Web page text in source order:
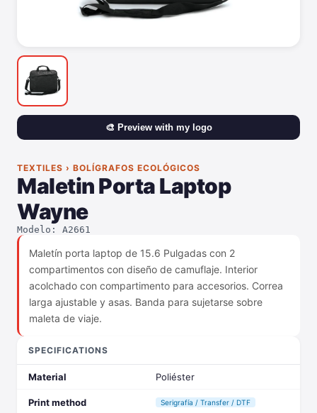
🎨 Preview with my logo
TEXTILES › BOLÍGRAFOS ECOLÓGICOS
Maletin Porta Laptop
Wayne
Modelo: A2661
Maletín porta laptop de 15.6 Pulgadas con 2
compartimentos con diseño de camuflaje. Interior
acolchado con compartimento para accesorios. Correa
larga ajustable y asas. Banda para sujetarse sobre
maleta de viaje.
SPECIFICATIONS
Material Poliéster
Print method Serigrafía / Transfer / DTF